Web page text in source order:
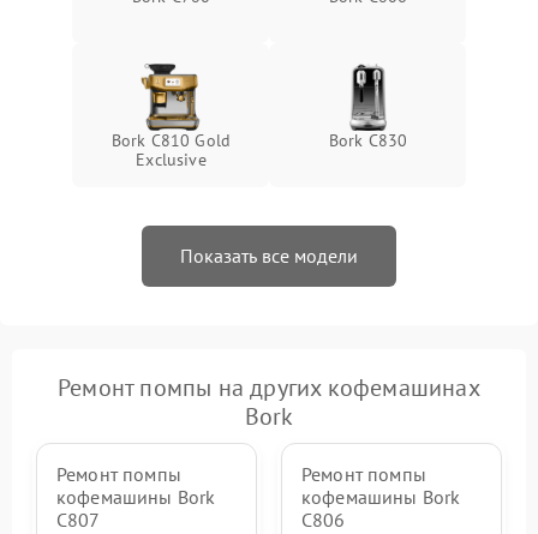
Bork C810 Gold
Exclusive
Bork C830
Показать все модели
Ремонт помпы на других кофемашинах
Bork
Ремонт помпы
кофемашины Bork
C807
Ремонт помпы
кофемашины Bork
C806